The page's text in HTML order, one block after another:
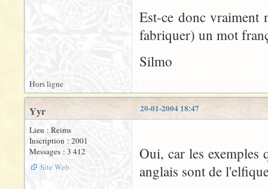
Est-ce donc vraiment
fabriquer) un mot
Silmo
Hors ligne
20-01-2004 18:47
Yyr
Lieu : Reims
Inscription : 2001
Messages : 3 412
Site Web
Oui, car les exemples
anglais sont de